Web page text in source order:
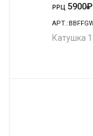
РРЦ 5900₽
Катушка
Line